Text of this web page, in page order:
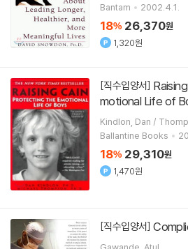
Bantam
2002.4.1.
18% 26,370원
1,320원
[직수입양서]
motional Life of
Kindlon,
Ballantine Books
18% 29,310원
1,470원
[직수입양서]